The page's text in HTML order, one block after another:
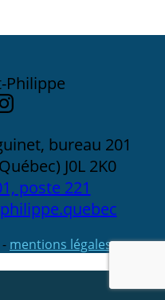
Philippe
bureau 201
J0L 2K0
poste 221
mentions légales